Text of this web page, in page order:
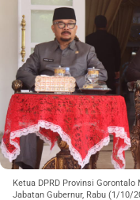
Ketua DPRD Provinsi
Jabatan Gubernur, Rabu (1/10/